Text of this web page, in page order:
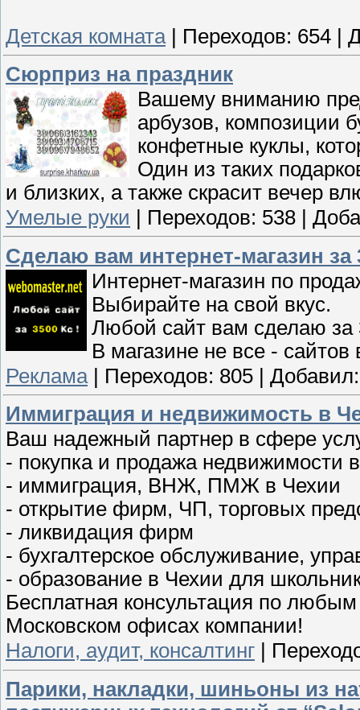
Детская комната | Переходов: 654 |
Сюрприз на праздник
Вашему вниманию
арбузов, композиции
конфетные куклы,
Один из таких
и близких, а также скрасит вечер
Умелые руки
Переходов: 538
Сделаю вам интернет-магазин за
Интернет-магазин по
Выбирайте на свой вкус.
Любой сайт вам сделаю за
В магазине не все -
Реклама| Переходов: 805
Добавил:
Иммиграция и недвижимость в
Ваш надежный партнер в сфере
- покупка и продажа недвижимости
- иммиграция, ВНЖ, ПМЖ в Чехии
- открытие фирм, ЧП, торговых
- ликвидация фирм
- бухгалтерское обслуживание,
- образование в Чехии для
Бесплатная консультация по
Московском офисах компании!
Налоги, аудит, консалтинг
Парики, накладки, шиньоны из